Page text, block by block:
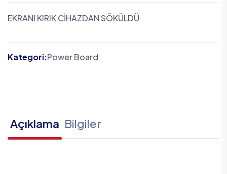
EKRANI KIRIK CİHAZDAN SÖKÜLDÜ
Kategori:Power Board
Açıklama Bilgiler